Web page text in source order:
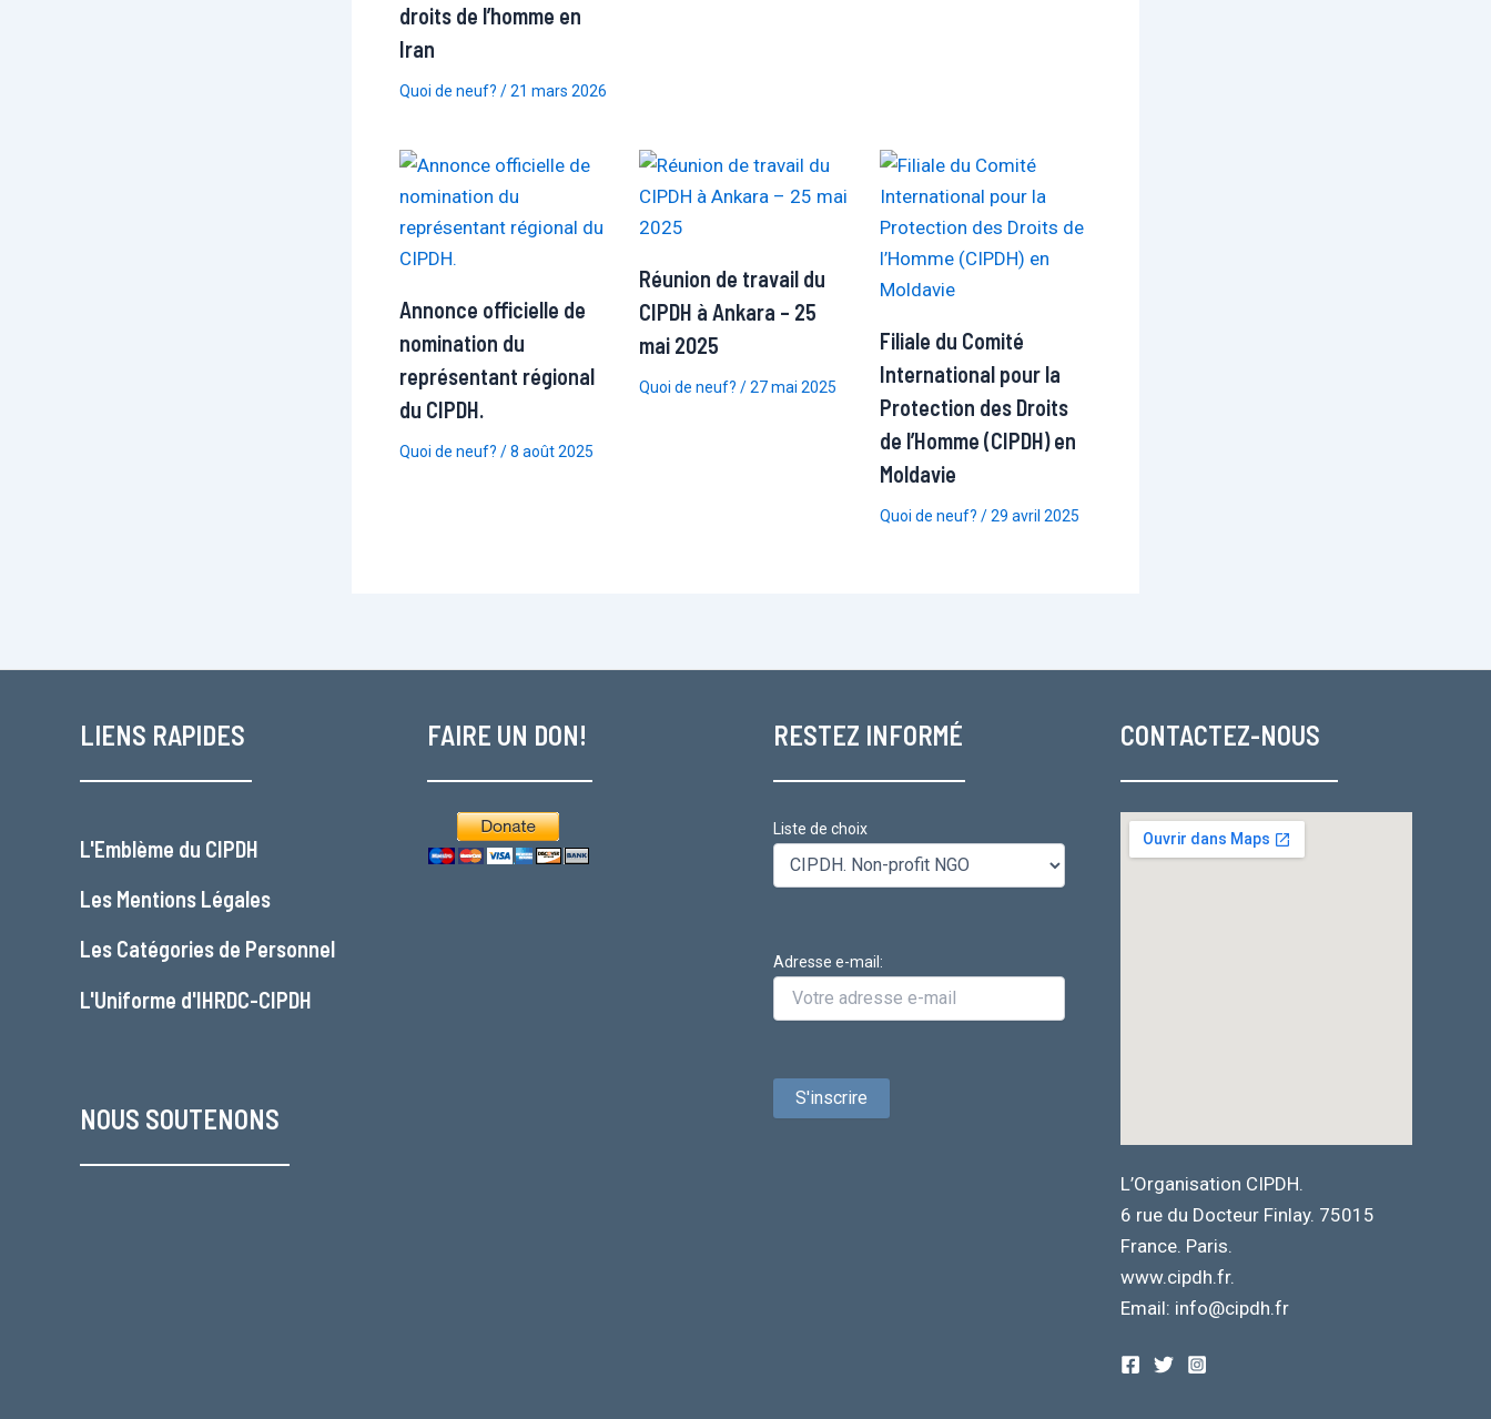
droits de l’homme en
Iran
Quoi de neuf? /21 mars 2026
Annonce officielle de
nomination du
représentant régional
du CIPDH.
Quoi de neuf? /8 août 2025
Réunion de travail du
CIPDH à Ankara – 25
mai 2025
Quoi de neuf? /27 mai 2025
Filiale du Comité
International pour la
Protection des Droits
de l’Homme (CIPDH) en
Moldavie
Quoi de neuf? /29 avril 2025
LIENS RAPIDES
L'Emblème du CIPDH
Les Mentions Légales
Les Catégories de Personnel
L'Uniforme d'IHRDC-CIPDH
NOUS SOUTENONS
FAIRE UN DON! RESTEZ INFORMÉ
Liste de choix
Adresse e-mail:
CONTACTEZ-NOUS
L’Organisation CIPDH.
6 rue du Docteur Finlay. 75015
France. Paris.
www.cipdh.fr.
Email: info@cipdh.fr